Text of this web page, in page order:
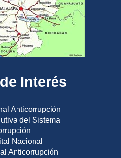
Interés
Anticorrupción
del Sistema
Nacional
Anticorrupción